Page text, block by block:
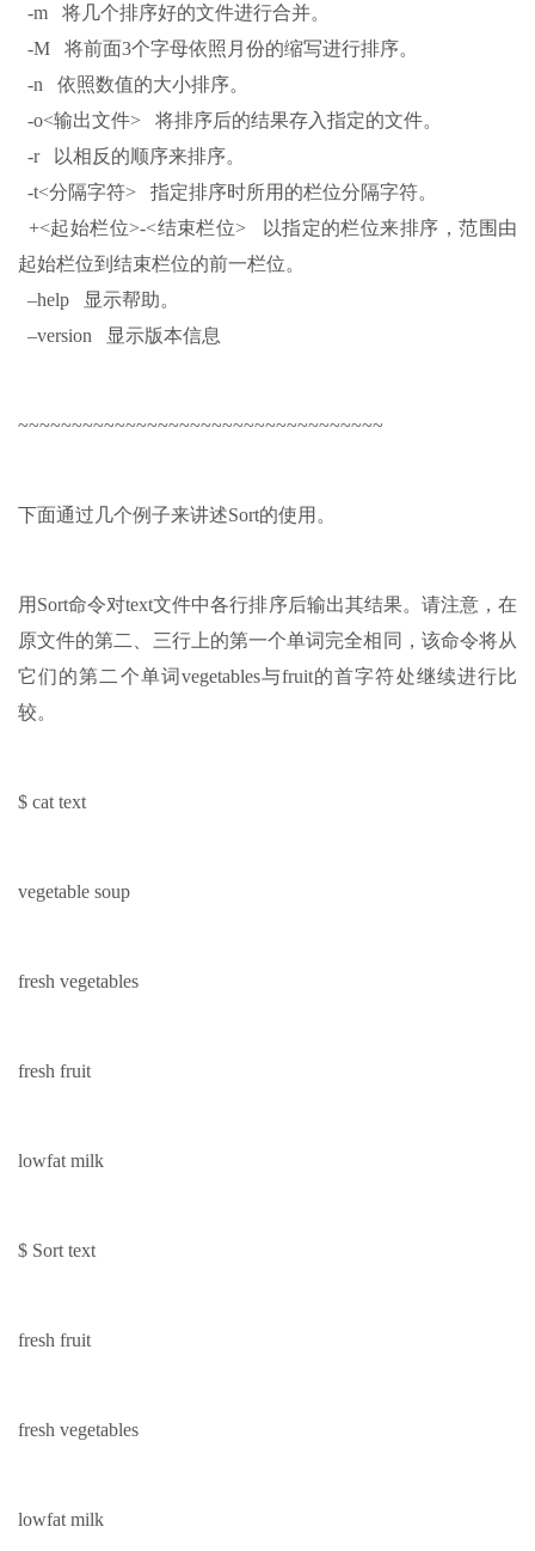
-m 将几个排序好的文件进行合并。
-M 将前面3个字母依照月份的缩写进行排序。
-n 依照数值的大小排序。
-o<输出文件> 将排序后的结果存入指定的文件。
-r 以相反的顺序来排序。
-t<分隔字符> 指定排序时所用的栏位分隔字符。
+<起始栏位>-<结束栏位> 以指定的栏位来排序，范围由
起始栏位到结束栏位的前一栏位。
–help 显示帮助。
–version 显示版本信息
~~~~~~~~~~~~~~~~~~~~~~~~~~~~~~~~~~
下面通过几个例子来讲述Sort的使用。
用Sort命令对text文件中各行排序后输出其结果。请注意，在
原文件的第二、三行上的第一个单词完全相同，该命令将从
它们的第二个单词vegetables与fruit的首字符处继续进行比
较。
$ cat text
vegetable soup
fresh vegetables
fresh fruit
lowfat milk
$ Sort text
fresh fruit
fresh vegetables
lowfat milk